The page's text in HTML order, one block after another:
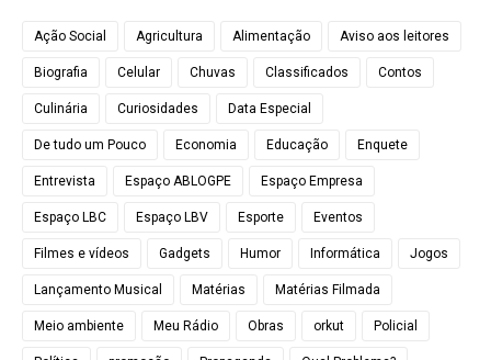
Ação Social Agricultura Alimentação Aviso aos leitores
Biografia Celular Chuvas Classificados Contos
Culinária Curiosidades Data Especial
De tudo um Pouco Economia Educação Enquete
Entrevista Espaço ABLOGPE Espaço Empresa
Espaço LBC Espaço LBV Esporte Eventos
Filmes e vídeos Gadgets Humor Informática Jogos
Lançamento Musical Matérias Matérias Filmada
Meio ambiente Meu Rádio Obras orkut Policial